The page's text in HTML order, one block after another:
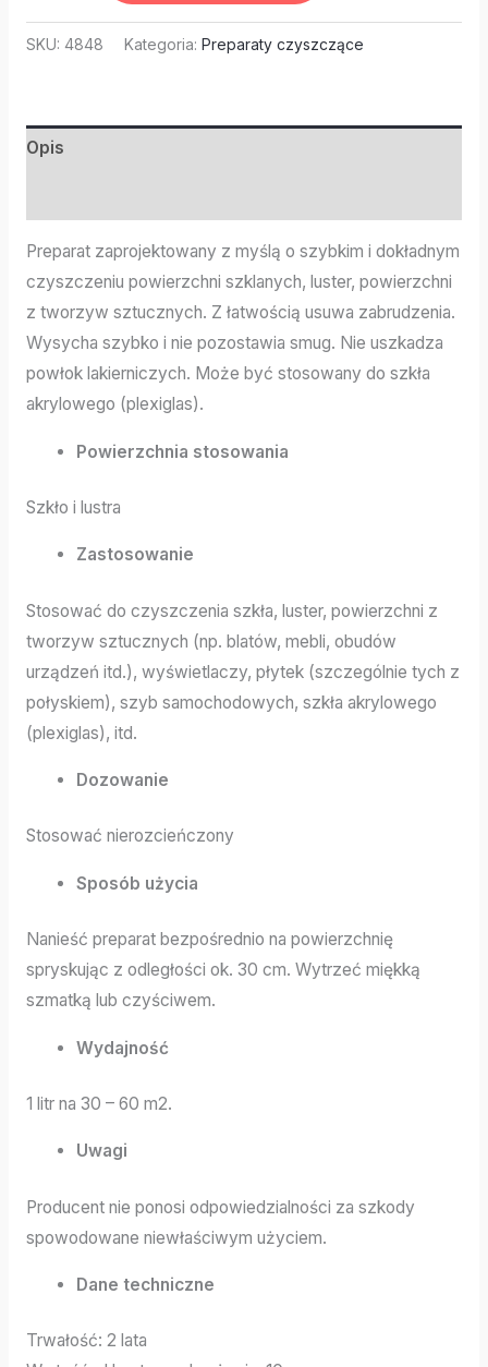
SKU: 4848 Kategoria: Preparaty czyszczące
Opis
Preparat zaprojektowany z myślą o szybkim i dokładnym
czyszczeniu powierzchni szklanych, luster, powierzchni
z tworzyw sztucznych. Z łatwością usuwa zabrudzenia.
Wysycha szybko i nie pozostawia smug. Nie uszkadza
powłok lakierniczych. Może być stosowany do szkła
akrylowego (plexiglas).
Powierzchnia stosowania
Szkło i lustra
Zastosowanie
Stosować do czyszczenia szkła, luster, powierzchni z
tworzyw sztucznych (np. blatów, mebli, obudów
urządzeń itd.), wyświetlaczy, płytek (szczególnie tych z
połyskiem), szyb samochodowych, szkła akrylowego
(plexiglas), itd.
Dozowanie
Stosować nierozcieńczony
Sposób użycia
Nanieść preparat bezpośrednio na powierzchnię
spryskując z odległości ok. 30 cm. Wytrzeć miękką
szmatką lub czyściwem.
Wydajność
1 litr na 30 – 60 m2.
Uwagi
Producent nie ponosi odpowiedzialności za szkody
spowodowane niewłaściwym użyciem.
Dane techniczne
Trwałość: 2 lata